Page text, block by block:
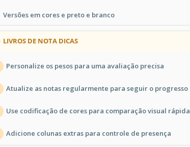
Versões em cores e preto e branco
LIVROS DE NOTA DICAS
Personalize os pesos para uma avaliação precisa
Atualize as notas regularmente para seguir o progresso
Use codificação de cores para comparação visual rápida
Adicione colunas extras para controle de presença